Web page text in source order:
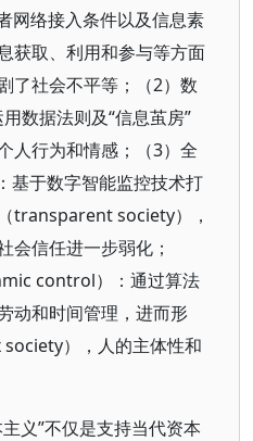
网络接入条件以及信息素
获取、利用和参与等方面
了社会不平等；（2）数
数据法则及“信息茧房”
人行为和情感；（3）全
于数字智能监控技术打
transparent society），
会信任进一步弱化；
control）：通过算法
动和时间管理，进而形
），人的主体性和
义”不仅是支持当代资本